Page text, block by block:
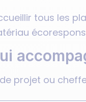
tous les
projet ou cheffe